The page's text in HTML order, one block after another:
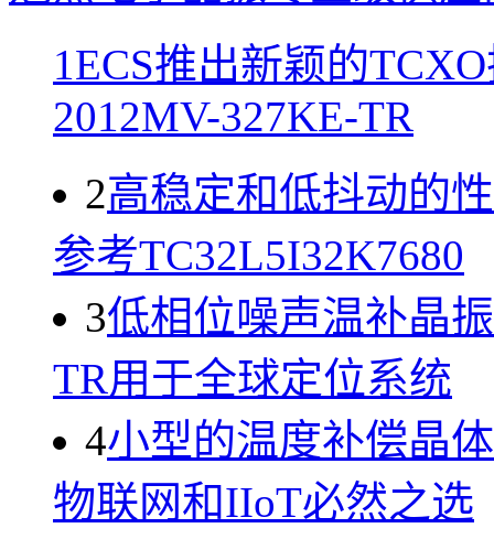
1ECS推出新颖的
2012MV-327KE-TR
2高稳定和低抖动的
参考TC32L5I32K7680
3低相位噪声温补晶
TR用于全球定位系统
4小型的温度补偿晶
物联网和IIoT必然之选